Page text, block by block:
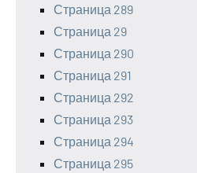
Страница 289
Страница 29
Страница 290
Страница 291
Страница 292
Страница 293
Страница 294
Страница 295